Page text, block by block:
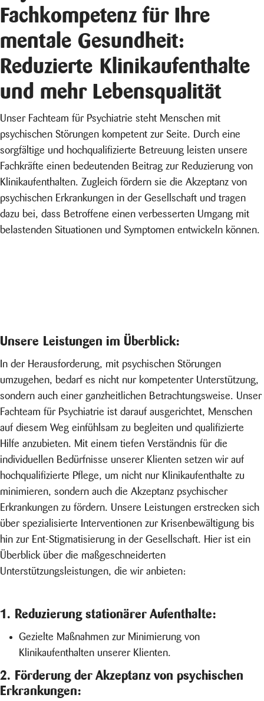
Fachkompetenz für Ihre
mentale Gesundheit:
Reduzierte Klinikaufenthalte
und mehr Lebensqualität
Unser Fachteam für Psychiatrie steht Menschen mit
psychischen Störungen kompetent zur Seite. Durch eine
sorgfältige und hochqualifizierte Betreuung leisten unsere
Fachkräfte einen bedeutenden Beitrag zur Reduzierung von
Klinikaufenthalten. Zugleich fördern sie die Akzeptanz von
psychischen Erkrankungen in der Gesellschaft und tragen
dazu bei, dass Betroffene einen verbesserten Umgang mit
belastenden Situationen und Symptomen entwickeln können.
Unsere Leistungen im Überblick:
In der Herausforderung, mit psychischen Störungen
umzugehen, bedarf es nicht nur kompetenter Unterstützung,
sondern auch einer ganzheitlichen Betrachtungsweise. Unser
Fachteam für Psychiatrie ist darauf ausgerichtet, Menschen
auf diesem Weg einfühlsam zu begleiten und qualifizierte
Hilfe anzubieten. Mit einem tiefen Verständnis für die
individuellen Bedürfnisse unserer Klienten setzen wir auf
hochqualifizierte Pflege, um nicht nur Klinikaufenthalte zu
minimieren, sondern auch die Akzeptanz psychischer
Erkrankungen zu fördern. Unsere Leistungen erstrecken sich
über spezialisierte Interventionen zur Krisenbewältigung bis
hin zur Ent-Stigmatisierung in der Gesellschaft. Hier ist ein
Überblick über die maßgeschneiderten
Unterstützungsleistungen, die wir anbieten:
1. Reduzierung stationärer Aufenthalte:
Gezielte Maßnahmen zur Minimierung von
Klinikaufenthalten unserer Klienten.
2. Förderung der Akzeptanz von psychischen
Erkrankungen: